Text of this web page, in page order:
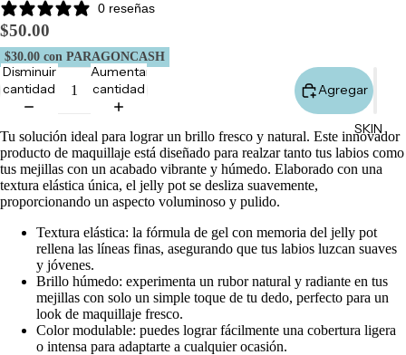
Regalo
Marketpl
ace
Minis
de
Regalo
MINIS
Skincare
SKIN
0 reseñas
$50.00
$30.00 con PARAGONCASH
Disminuir
cantidad
Aumentar
cantidad
Agregar
Tu solución ideal para lograr un brillo fresco y natural. Este innovador
producto de maquillaje está diseñado para realzar tanto tus labios como
tus mejillas con un acabado vibrante y húmedo. Elaborado con una
textura elástica única, el jelly pot se desliza suavemente,
proporcionando un aspecto voluminoso y pulido.
Textura elástica: la fórmula de gel con memoria del jelly pot
rellena las líneas finas, asegurando que tus labios luzcan suaves
y jóvenes.
Brillo húmedo: experimenta un rubor natural y radiante en tus
mejillas con solo un simple toque de tu dedo, perfecto para un
look de maquillaje fresco.
Color modulable: puedes lograr fácilmente una cobertura ligera
o intensa para adaptarte a cualquier ocasión.